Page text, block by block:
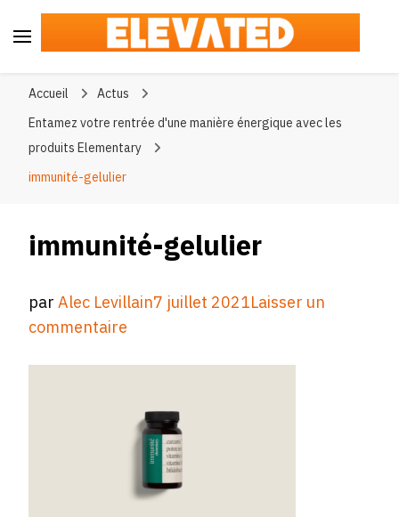
Accueil
Actus
Entamez votre rentrée d'une manière énergique avec les
produits Elementary
immunité-gelulier
immunité-gelulier
parAlec Levillain7 juillet 2021Laisser un
commentaire